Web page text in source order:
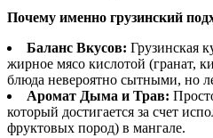
Почему именно грузинский
Баланс Вкусов: Грузинская
жирное мясо кислотой (гранат,
блюда невероятно сытными, но
Аромат Дыма и Трав:
который достигается за счет
фруктовых пород) в мангале.